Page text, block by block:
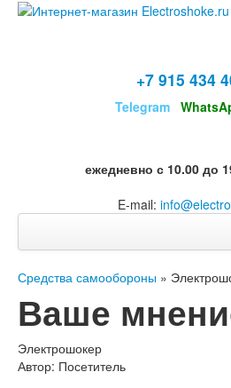
+7 915 434
Telegram
ежедневно с 10.00 до
E-mail:
Средства самообороны »
Ваше
Электрошокер
Автор: Посетитель